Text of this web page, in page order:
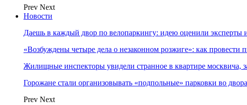
Prev Next
Новости
Даешь в каждый двор по велопаркингу: идею оценили эксперты
«Возбуждены четыре дела о незаконном розжиге»: как провести
Жилищные инспекторы увидели странное в квартире москвича,
Горожане стали организовывать «подпольные» парковки во
Prev Next